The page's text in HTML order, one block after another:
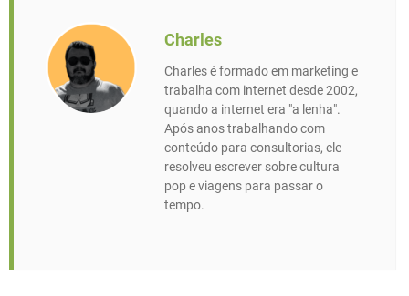
Charles
Charles é formado em marketing e
trabalha com internet desde 2002,
quando a internet era "a lenha".
Após anos trabalhando com
conteúdo para consultorias, ele
resolveu escrever sobre cultura
pop e viagens para passar o
tempo.